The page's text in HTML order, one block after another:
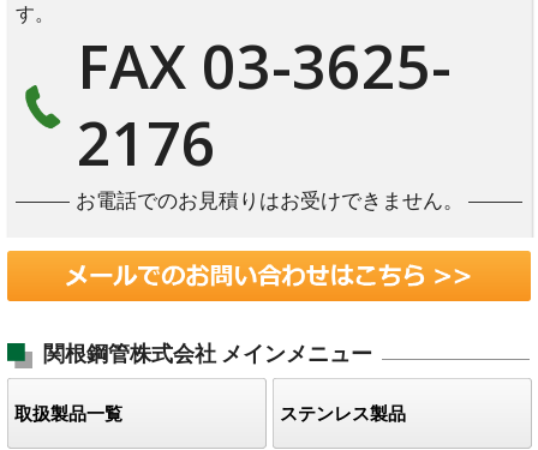
す。
FAX 03-3625-
2176
お電話でのお見積りはお受けできません。
関根鋼管株式会社 メインメニュー
取扱製品一覧 ステンレス製品